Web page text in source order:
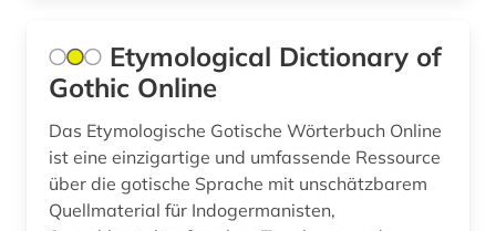
agrar- (1)
agrarforschung (2)
agrargeschichte (2)
agrarkultur (1)
Etymological Dictionary of
Gothic Online
Das Etymologische Gotische Wörterbuch Online
ist eine einzigartige und umfassende Ressource
über die gotische Sprache mit unschätzbarem
Quellmaterial für Indogermanisten,